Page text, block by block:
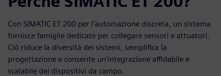
Con SIMATIC ET 200 per l'automazione discreta, un sistema
fornisce famiglie dedicate per collegare sensori e attuatori.
Ciò riduce la diversità dei sistemi, semplifica la
progettazione e consente un'integrazione affidabile e
scalabile dei dispositivi da campo.